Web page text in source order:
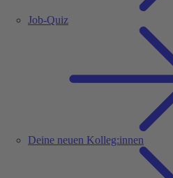
Job-Quiz
Deine neuen Kolleg:innen